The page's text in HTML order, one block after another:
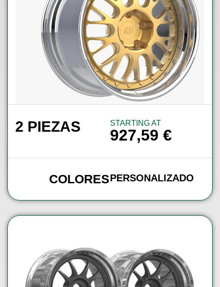
2 PIEZAS STARTING AT
927,59€
COLORESPERSONALIZADO